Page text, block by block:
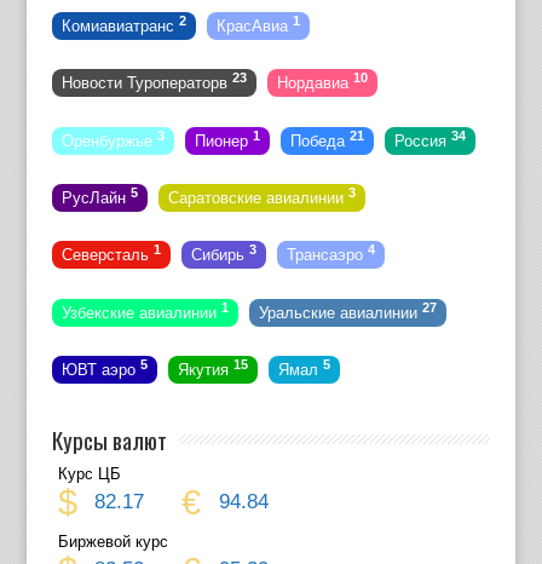
Комиавиатранс 2 КрасАвиа 1
Новости Туроператорв 23 Нордавиа 10
Оренбуржье 3 Пионер 1 Победа 21 Россия 34
РусЛайн 5 Саратовские авиалинии 3
Северсталь 1 Сибирь 3 Трансаэро 4
Узбекские авиалинии 1 Уральские авиалинии 27
ЮВТ аэро 5 Якутия 15 Ямал 5
Курсы валют
Курс ЦБ
$ 82.17 € 94.84
Биржевой курс